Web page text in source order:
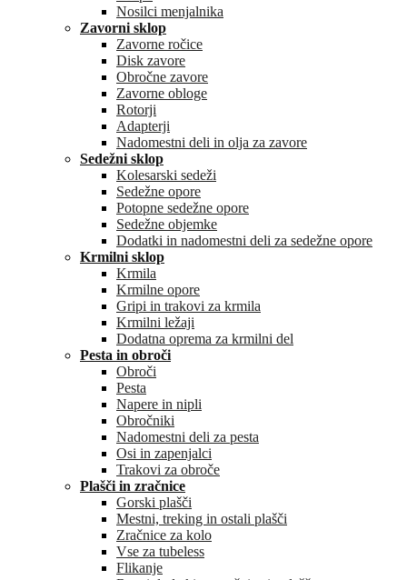
Nosilci menjalnika
Zavorni sklop
Zavorne ročice
Disk zavore
Obročne zavore
Zavorne obloge
Rotorji
Adapterji
Nadomestni deli in olja za zavore
Sedežni sklop
Kolesarski sedeži
Sedežne opore
Potopne sedežne opore
Sedežne objemke
Dodatki in nadomestni deli za sedežne opore
Krmilni sklop
Krmila
Krmilne opore
Gripi in trakovi za krmila
Krmilni ležaji
Dodatna oprema za krmilni del
Pesta in obroči
Obroči
Pesta
Napere in nipli
Obročniki
Nadomestni deli za pesta
Osi in zapenjalci
Trakovi za obroče
Plašči in zračnice
Gorski plašči
Mestni, treking in ostali plašči
Zračnice za kolo
Vse za tubeless
Flikanje